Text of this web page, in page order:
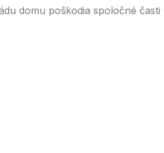
domu poškodia spoločné